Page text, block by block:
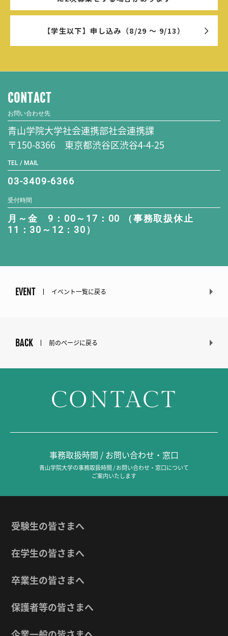
【学生以下】申し込み（8/29 ～ 9/13）
CONTACT
お問い合わせ先
青山学院大学社会連携部社会連携課
〒150-8366 東京都渋谷区渋谷4-4-25
TEL / MAIL
03-3409-6366
受付時間
月～金 9：00～17：00 （事務取扱休止
11：30～12：30）
EVENT イベント一覧に戻る
BACK 前のページに戻る
CONTACT
事務取扱時間 / お問い合わせ・窓口
青山学院大学の事務取扱時間 / お問い合わせ・窓口について
ご案内いたします
受験生の皆さまへ
在学生の皆さまへ
卒業生の皆さまへ
保護者等の皆さまへ